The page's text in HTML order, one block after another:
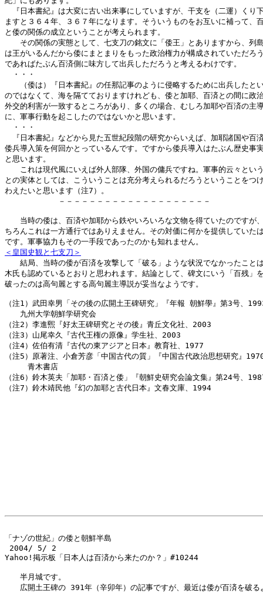
『日本書紀』は大変に古い出来事にしていますが、干支を（二運）くり
ますと３６４年、３６７年になります。そういうものをお互いに補って、
と倭の関係の成立ということが考えられます。
その関係の実態として、七支刀の銘文に「倭王」とありますから、列
は王がいるんだから倭にまとまりをもった政治権力が構成されていただろ
であればたぶん百済側に味方して出兵しただろうと考えるわけです。
・・・
（倭は）『日本書紀』の任那記事のように侵略するために出兵したと
のではなくて、海を隔てておりますけれども、倭と加耶、百済との間に政
外交的利害が一致するところがあり、多くの場合、むしろ加耶や百済の主
に、軍事行動を起こしたのではないかと思います。
・・・
『日本書紀』などから見た五世紀段階の研究からいえば、加耶諸国や百
倭兵導入策を何回かとっているんです。ですから倭兵導入はたぶん歴史事
と思います。
これは現代風にいえば外人部隊、外国の傭兵ですね。軍事的云々とい
との実体としては、こういうことは充分考えられるだろうということをつ
わえたいと思います（注7）。
－－－－－－－－－－－－－－－－－－－－
当時の倭は、百済や加耶から鉄やいろいろな文物を得ていたのですが
ちろんこれは一方通行ではありえません。その対価に何かを提供していた
＜皇国史観と七支刀＞
結局、当時の倭が百済を攻撃して「破る」ような状況でなかったこと
木氏も認めているとおりと思われます。結論として、碑文にいう「百残」
破ったのは高句麗とする高句麗主導説が妥当なようです。
（注1）武田幸男「その後の広開土王碑研究」『年報 朝鮮學』第3号、
九州大学朝鮮学研究会
（注2）李進煕『好太王碑研究とその後』青丘文化社、2003
（注3）山尾幸久『古代王権の原像』学生社、2003
（注4）佐伯有清『古代の東アジアと日本』教育社、1977
（注5）原著注、小倉芳彦「中国古代の質」『中国古代政治思想研究』
青木書店
（注6）鈴木英夫「加耶・百済と倭」『朝鮮史研究会論文集』第24号、
（注7）鈴木靖民他『幻の加耶と古代日本』文春文庫、1994
「ナゾの世紀」の倭と朝鮮半島
2004/ 5/ 2
Yahoo!掲示板「日本人は百済から来たのか？」#10244
半月城です。
広開土王碑の 391年（辛卯年）の記事ですが、最近は倭が百済を破る